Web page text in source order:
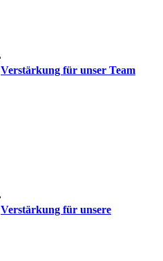
Verstärkung für unser Team
Verstärkung für unsere